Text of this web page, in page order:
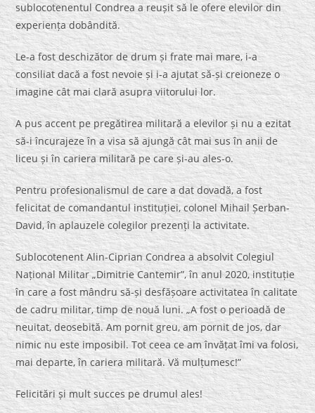
sublocotenentul Condrea a reușit să le ofere elevilor din
experiența dobândită.
Le-a fost deschizător de drum și frate mai mare, i-a
consiliat dacă a fost nevoie și i-a ajutat să-și creioneze o
imagine cât mai clară asupra viitorului lor.
A pus accent pe pregătirea militară a elevilor și nu a ezitat
să-i încurajeze în a visa să ajungă cât mai sus în anii de
liceu și în cariera militară pe care și-au ales-o.
Pentru profesionalismul de care a dat dovadă, a fost
felicitat de comandantul instituției, colonel Mihail Șerban-
David, în aplauzele colegilor prezenți la activitate.
Sublocotenent Alin-Ciprian Condrea a absolvit Colegiul
Național Militar „Dimitrie Cantemir”, în anul 2020, instituție
în care a fost mândru să-și desfășoare activitatea în calitate
de cadru militar, timp de nouă luni. „A fost o perioadă de
neuitat, deosebită. Am pornit greu, am pornit de jos, dar
nimic nu este imposibil. Tot ceea ce am învățat îmi va folosi,
mai departe, în cariera militară. Vă mulțumesc!”
Felicitări și mult succes pe drumul ales!